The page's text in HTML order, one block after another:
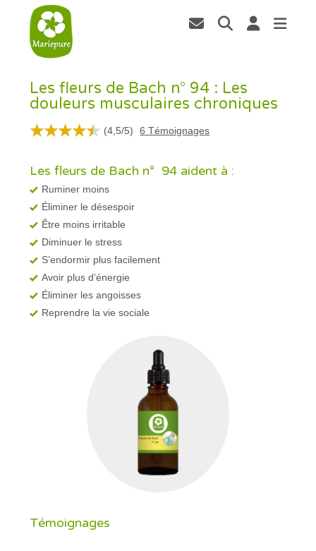
Les fleurs de Bach n° 94 : Les
douleurs musculaires chroniques
(4,5/5) 6 Témoignages
Les fleurs de Bach n° 94 aident à :
Ruminer moins
Éliminer le désespoir
Être moins irritable
Diminuer le stress
S’endormir plus facilement
Avoir plus d’énergie
Éliminer les angoisses
Reprendre la vie sociale
Témoignages